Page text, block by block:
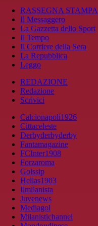
RASSEGNA STAMPA
Il Messaggero
La Gazzetta dello Sport
Il Tempo
Il Corriere della Sera
La Repubblica
Leggo
REDAZIONE
Redazione
Scrivici
Calcionapoli1926
Cittaceleste
Derbyderbyderby
Fantamagazine
FCInter1908
Forzaroma
Golssip
Hellas1903
Ilmilanista
Juvenews
Mediagol
Milanistichannel